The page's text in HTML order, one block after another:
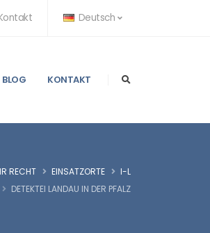
Deutsch
BLOG KONTAKT
RECHT EINSATZORTE
I-L
DETEKTEI LANDAU IN DER PFALZ